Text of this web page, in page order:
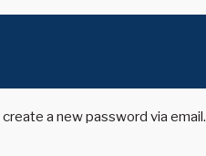
a new password via email.